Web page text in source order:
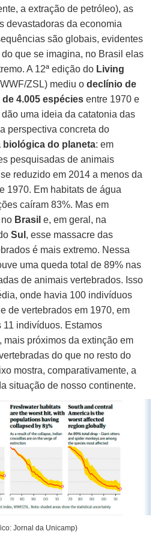
a extração de petróleo), as
devastadoras da economia
são globais, evidentes
que se imagina, no Brasil elas
A 12ª edição do Living
ZSL) mediu odeclínio de
4.005 espécies entre 1970 e
uma ideia da catatonia das
perspectiva concreta do
biológica do planeta: em
pesquisadas de animais
reduzido em 2014 a menos da
1970. Em habitats de água
caíram 83%. Mas em
Brasil e, em geral, na
Sul , esse massacre das
é mais extremo. Nessa
uma queda total de 89% nas
de animais vertebrados. Isso
onde havia 100 indivíduos
de vertebrados em 1970, em
11 indivíduos. Estamos
mais próximos da extinção em
do que no resto do
mostra, comparativamente, a
situação de nosso continente.
Jornal da Unicamp)